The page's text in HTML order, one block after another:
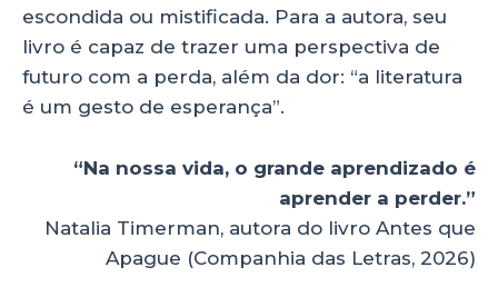
escondida ou mistificada. Para a autora, seu
livro é capaz de trazer uma perspectiva de
futuro com a perda, além da dor: “a literatura
é um gesto de esperança”.
“Na nossa vida, o grande aprendizado é
aprender a perder.”
Natalia Timerman, autora do livro Antes que
Apague (Companhia das Letras, 2026)